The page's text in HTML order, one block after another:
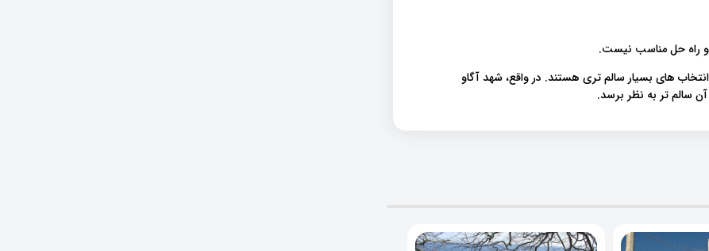
راه حل مناسب نیست.
های بسیار سالم تری هستند. در واقع، شهد آگاو
سالم تر به نظر برسد.